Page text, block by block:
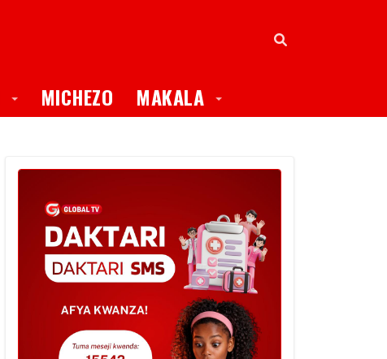
Toggle Dropdown
MICHEZO MAKALA Toggle Dropdown